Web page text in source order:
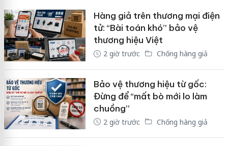
Hàng giả trên thương mại điện
tử: “Bài toán khó” bảo vệ
thương hiệu Việt
2 giờ trước Chống hàng giả
Bảo vệ thương hiệu từ gốc:
Đừng để “mất bò mới lo làm
chuồng”
2 giờ trước Chống hàng giả